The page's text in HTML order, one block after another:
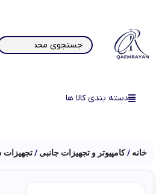
دسته بندی کالا ها
خانه کامپیوتر و تجهیزات جانبی تجهیزات